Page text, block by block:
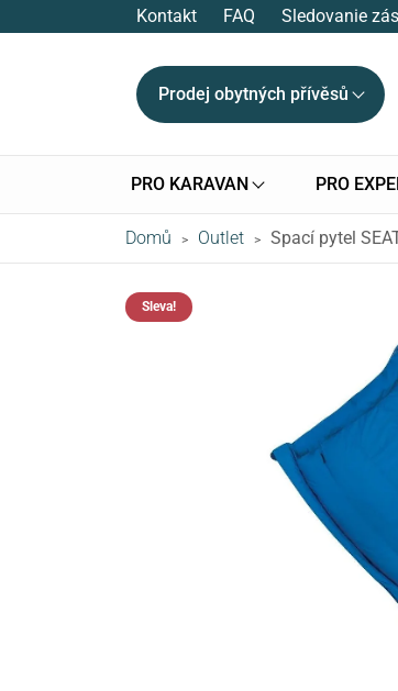
Kontakt FAQ Sledovanie
Prodej obytných přívěsů
PRO KARAVAN PRO
Domů > Outlet > Spací pytel
Sleva!